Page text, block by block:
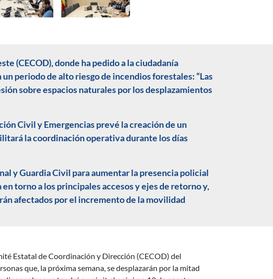
(CECOD), donde ha pedido a la ciudadanía
periodo de alto riesgo de incendios forestales: “Las
sobre espacios naturales por los desplazamientos
Civil y Emergencias prevé la creación de un
la coordinación operativa durante los días
y Guardia Civil para aumentar la presencia policial
torno a los principales accesos y ejes de retorno y,
afectados por el incremento de la movilidad
Estatal de Coordinación y Dirección (CECOD) del
que, la próxima semana, se desplazarán por la mitad